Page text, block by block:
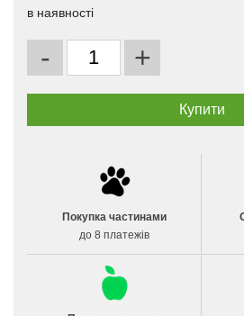
в наявності
- +
Покупка частинами
до 8 платежів